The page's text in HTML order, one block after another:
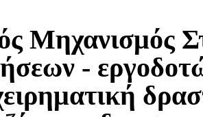
Μηχανισμός
-